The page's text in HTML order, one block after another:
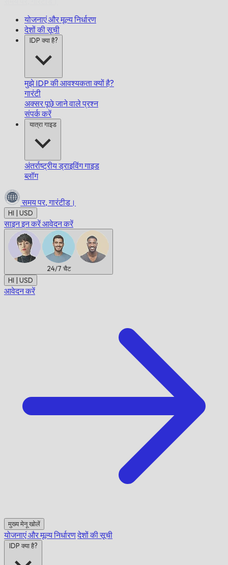
योजनाएं और मूल्य निर्धारण
देशों की सूची
IDP क्या है?
मुझे IDP की आवश्यकता क्यों है?
गारंटी
अक्सर पूछे जाने वाले प्रश्न
संपर्क करें
यात्रा गाइड
अंतर्राष्ट्रीय ड्राइविंग गाइड
ब्लॉग
समय पर, गारंटीड।
HI | USD
साइन इन करेंआवेदन करें
24/7 चैट
HI | USD
आवेदन करें
मुख्य मेनू खोलें
योजनाएं और मूल्य निर्धारणदेशों की सूची
IDP क्या है?